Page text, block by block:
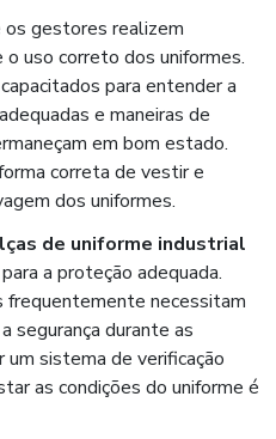
gestores realizem
uso correto dos uniformes.
para entender a
e maneiras de
em bom estado.
correta de vestir e
dos uniformes.
de uniforme industrial
a proteção adequada.
frequentemente necessitam
segurança durante as
sistema de verificação
as condições do uniforme é